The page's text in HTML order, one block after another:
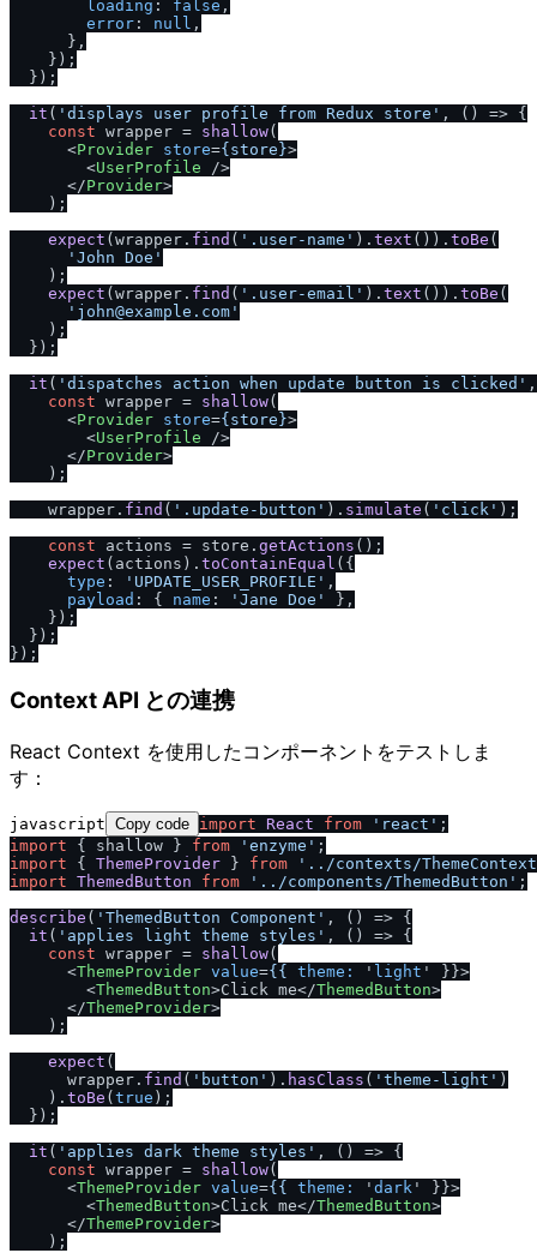
loading : false ,
error : null ,
      },
    });
  });
it ( 'displays user profile from Redux store' , () => {
const wrapper = shallow(
<Provider store={store}>
<UserProfile />
</Provider>
    );
expect (wrapper. find ( '.user-name' ). text ()). toBe (
'John Doe'
    );
expect (wrapper. find ( '.user-email' ). text ()). toBe (
'john@example.com'
    );
  });
it ( 'dispatches action when update button is clicked'
const wrapper = shallow(
<Provider store={store}>
<UserProfile />
</Provider>
    );
    wrapper.
find ( '.update-button' ). simulate ( 'click' );
const actions = store. getActions ();
expect (actions). toContainEqual ({
type : 'UPDATE_USER_PROFILE' ,
payload : { name : 'Jane Doe'
},
    });
  });
Context API との連携
React Context を使用したコンポーネントをテストしま
す：
javascript Copy code import React from 'react'
import { shallow } from 'enzyme'
import { ThemeProvider } from '.. /contexts /
import ThemedButton from '.. /components /ThemedButton' ;
describe ( 'ThemedButton Component' , () => {
it ( 'applies light theme styles' , () => {
const wrapper = shallow(
<ThemeProvider value={{ theme: ' light ' }}>
<ThemedButton>Click me</ThemedButton>
</ThemeProvider>
    );
expect (
      wrapper.
find ( 'button' ). hasClass ( 'theme-light' )
    ).
toBe (true );
  });
it ( 'applies dark theme styles' , () => {
const wrapper = shallow(
<ThemeProvider value={{ theme: ' dark ' }}>
<ThemedButton>Click me</ThemedButton>
</ThemeProvider>
    );